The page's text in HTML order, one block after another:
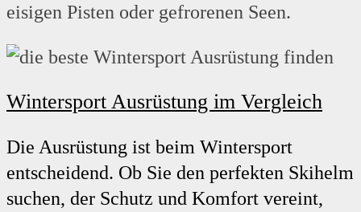
eisigen Pisten oder gefrorenen Seen.
Wintersport Ausrüstung im Vergleich
Die Ausrüstung ist beim Wintersport
entscheidend. Ob Sie den perfekten Skihelm
suchen, der Schutz und Komfort vereint,